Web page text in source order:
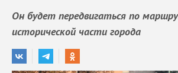
Он будет передвигаться по
исторической части города